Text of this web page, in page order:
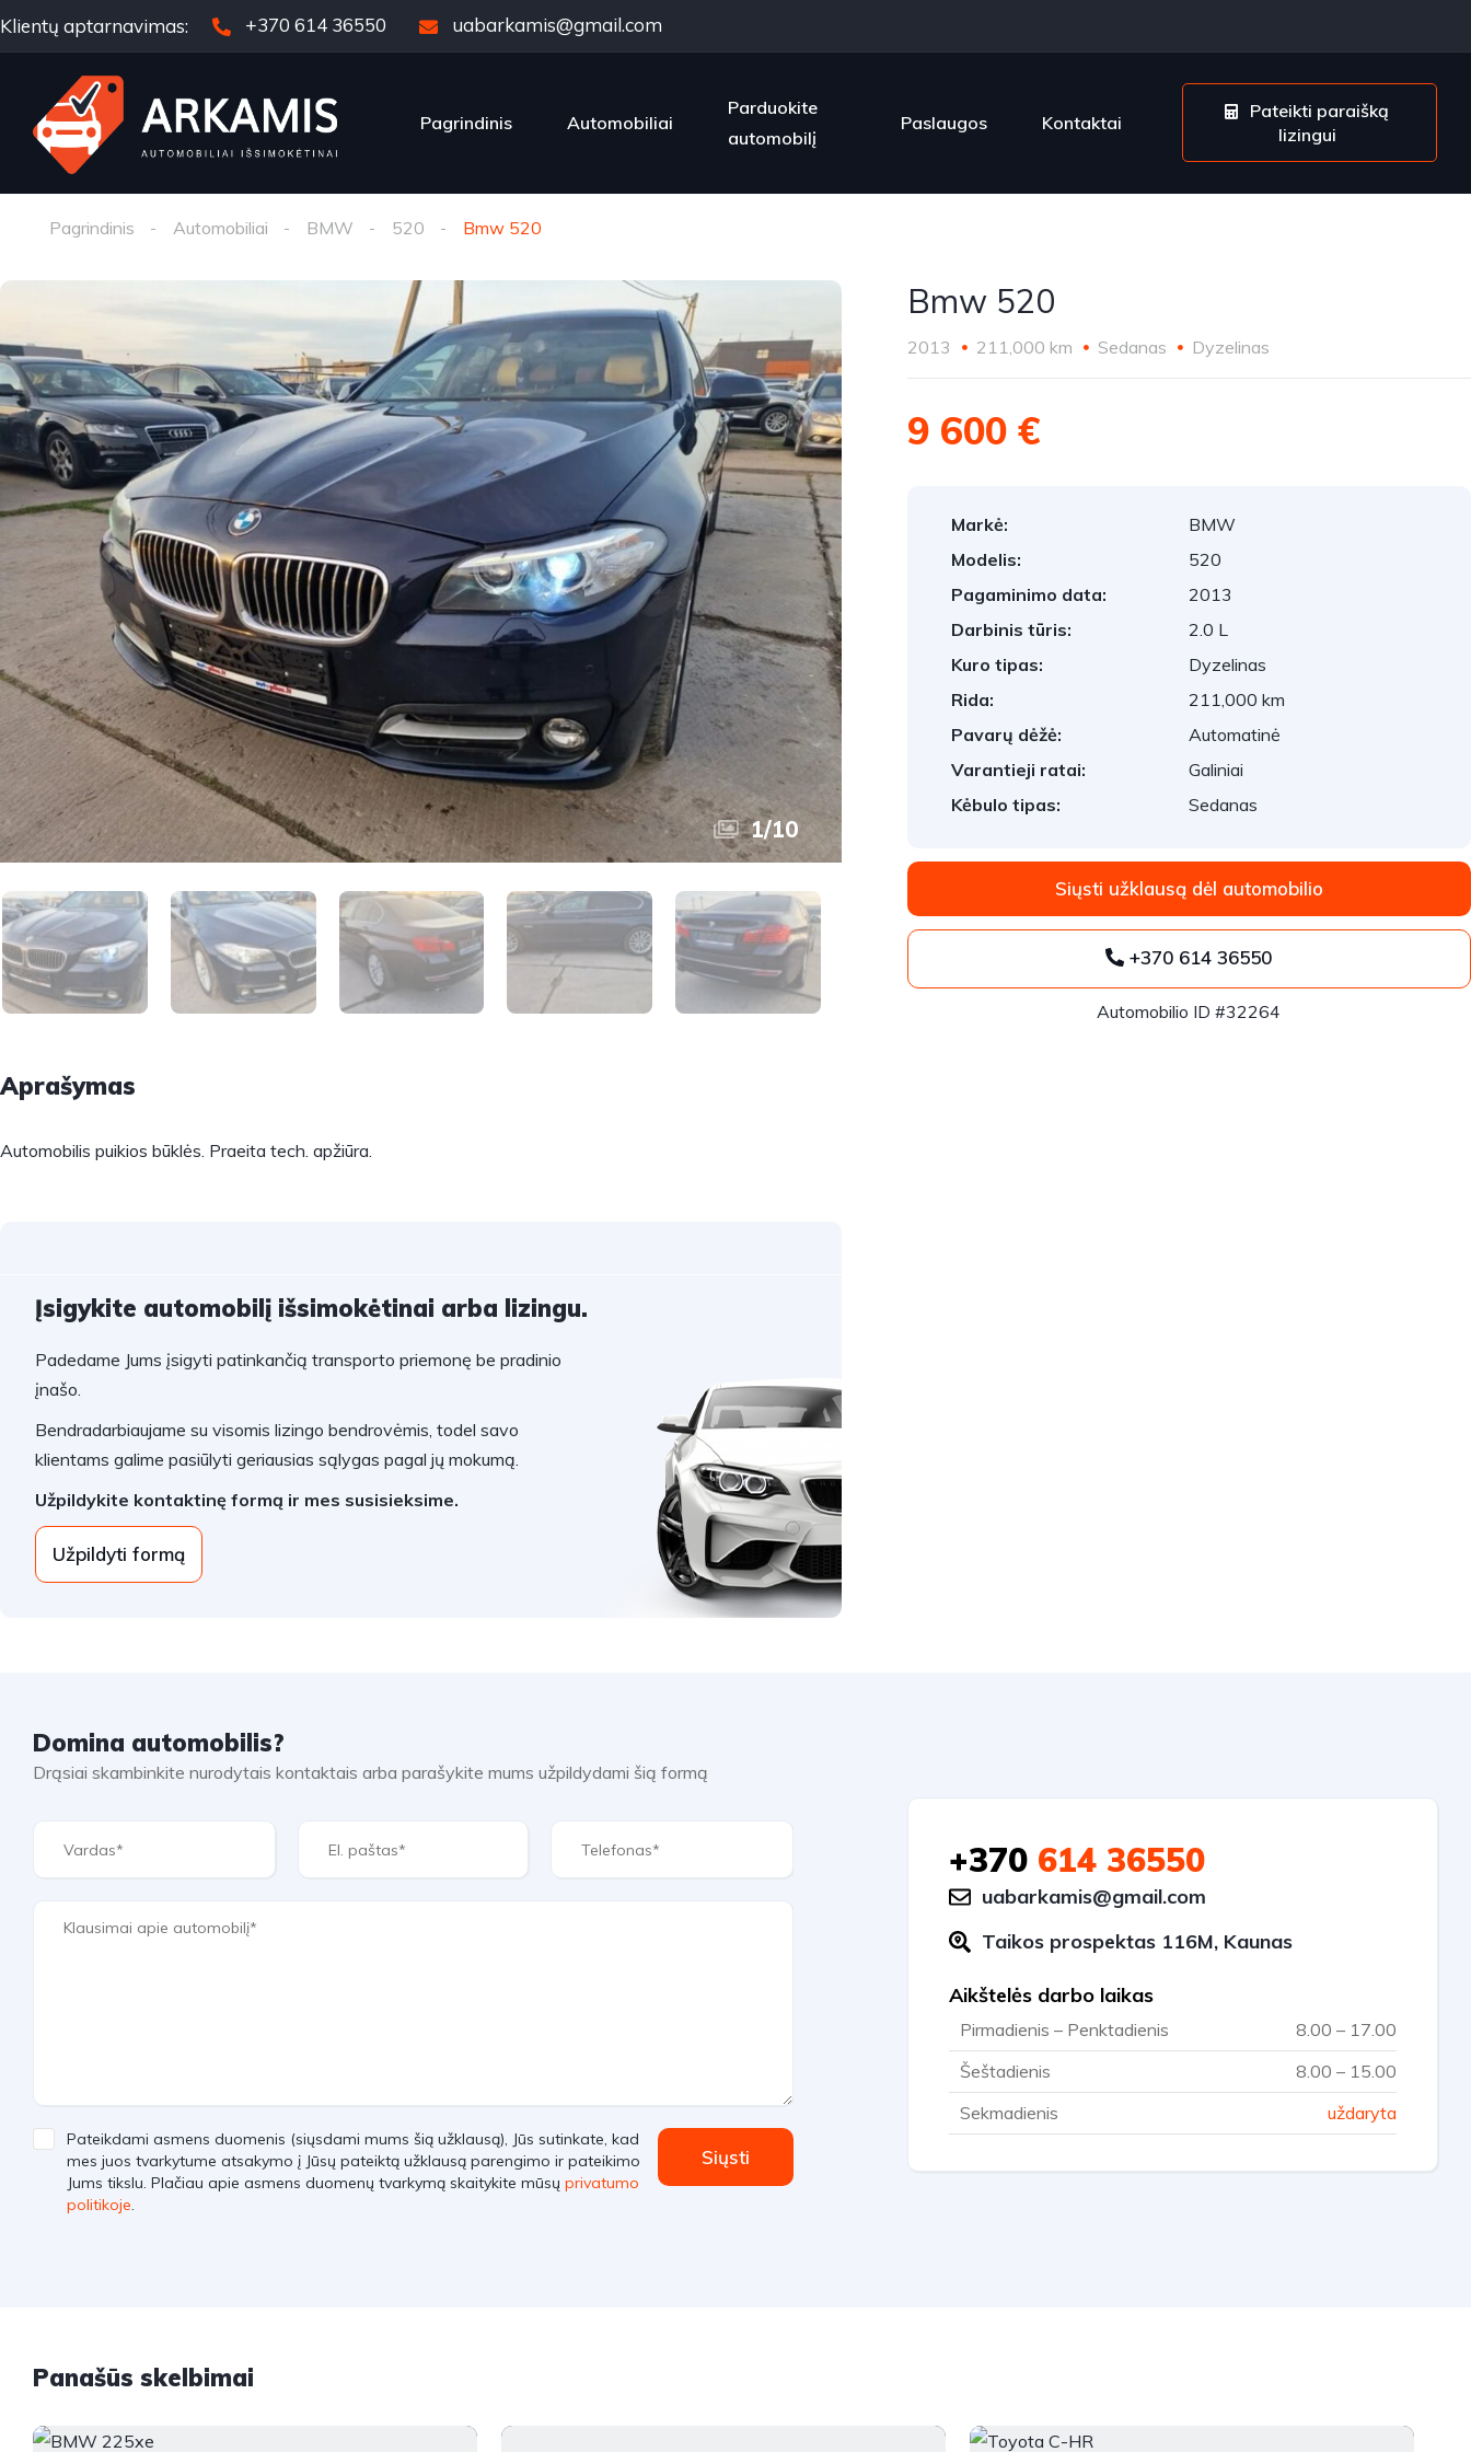
Klientų aptarnavimas: +370 614 36550 uabarkamis@gmail.com
Pagrindinis Automobiliai
Parduokite
automobilį
Paslaugos Kontaktai
Pateikti paraišką
lizingui
Pagrindinis Automobiliai BMW 520 Bmw 520
1/10
Aprašymas
Automobilis puikios būklės. Praeita tech. apžiūra.
Įsigykite automobilį išsimokėtinai arba lizingu.
Padedame Jums įsigyti patinkančią transporto priemonę be pradinio
įnašo.
Bendradarbiaujame su visomis lizingo bendrovėmis, todel savo
klientams galime pasiūlyti geriausias sąlygas pagal jų mokumą.
Užpildykite kontaktinę formą ir mes susisieksime.
Užpildyti formą
Bmw 520
2013 211,000 km Sedanas Dyzelinas
9 600 €
Markė:
BMW
Modelis:
520
Pagaminimo data:
2013
Darbinis tūris:
2.0 L
Kuro tipas:
Dyzelinas
Rida:
211,000 km
Pavarų dėžė:
Automatinė
Varantieji ratai:
Galiniai
Kėbulo tipas:
Sedanas
Siųsti užklausą dėl automobilio
+370 614 36550
Automobilio ID #32264
Domina automobilis?
Drąsiai skambinkite nurodytais kontaktais arba parašykite mums užpildydami šią formą
Pateikdami asmens duomenis (siųsdami mums šią užklausą), Jūs sutinkate, kad
mes juos tvarkytume atsakymo į Jūsų pateiktą užklausą parengimo ir pateikimo
Jums tikslu. Plačiau apie asmens duomenų tvarkymą skaitykite mūsų privatumo
politikoje.
Siųsti
+370614 36550
uabarkamis@gmail.com
Taikos prospektas 116M, Kaunas
Aikštelės darbo laikas
Pirmadienis – Penktadienis
8.00 – 17.00
Šeštadienis
8.00 – 15.00
Sekmadienis
uždaryta
Panašūs skelbimai